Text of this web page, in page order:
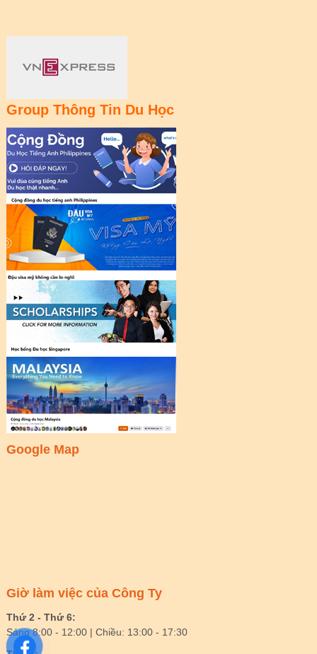
Group Thông Tin Du Học
Google Map
Giờ làm việc của Công Ty
Thứ 2 - Thứ 6:
Sáng 8:00 - 12:00 | Chiều: 13:00 - 17:30